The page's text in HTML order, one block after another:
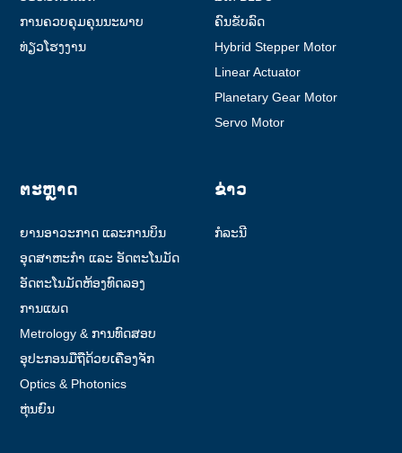
ການຄວບຄຸມຄຸນນະພາບ
ທ່ຽວໂຮງງານ
ຄົນຂັບລົດ
Hybrid Stepper Motor
Linear Actuator
Planetary Gear Motor
Servo Motor
ຕະຫຼາດ
ຍານອາວະກາດ ແລະການບິນ
ອຸດສາຫະກຳ ແລະ ອັດຕະໂນມັດ
ອັດຕະໂນມັດຫ້ອງທົດລອງ
ການແພດ
Metrology & ການທົດສອບ
ອຸປະກອນມືຖືດ້ວຍເຄື່ອງຈັກ
Optics & Photonics
ຫຸ່ນຍົນ
ຂ່າວ
ກໍລະນີ